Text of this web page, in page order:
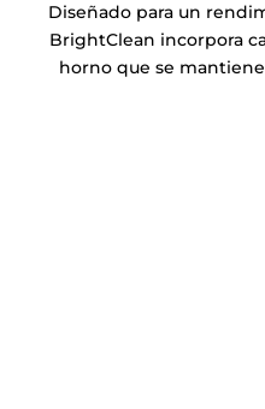
Diseñado para un
BrightClean incorpora
horno que se